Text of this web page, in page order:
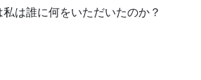
私は誰に何をいただいたのか？